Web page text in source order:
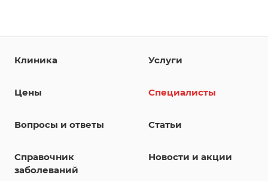
Клиника Услуги
Цены Специалисты
Вопросы и ответы Статьи
Справочник
заболеваний
Новости и акции